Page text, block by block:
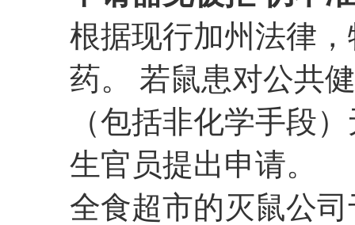
根据现行加州法律
药。 若鼠患对公共
（包括非化学手段
生官员提出申请。
全食超市的灭鼠公